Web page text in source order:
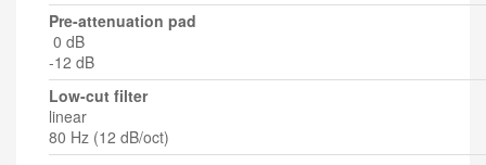
Pre-attenuation pad
0 dB
-12 dB
Low-cut filter
linear
80 Hz (12 dB/oct)